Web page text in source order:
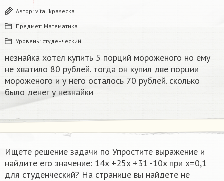
Автор: vitalikpasecka
Предмет: Математика
Уровень: студенческий
незнайка хотел купить 5 порций мороженого но ему
не хватило 80 рублей. тогда он купил две порции
мороженого и у него осталось 70 рублей. сколько
было денег у незнайки
Ищете решение задачи по Упростите выражение и
найдите его значение: 14x +25x +31 -10x при x=0,1
для студенческий? На странице вы найдете не